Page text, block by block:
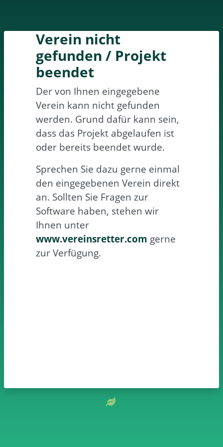
Verein nicht
gefunden / Projekt
beendet
Der von Ihnen eingegebene
Verein kann nicht gefunden
werden. Grund dafür kann sein,
dass das Projekt abgelaufen ist
oder bereits beendet wurde.
Sprechen Sie dazu gerne einmal
den eingegebenen Verein direkt
an. Sollten Sie Fragen zur
Software haben, stehen wir
Ihnen unter
www.vereinsretter.com gerne
zur Verfügung.